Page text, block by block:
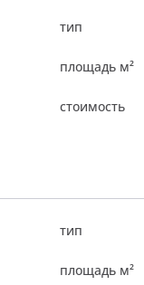
тип
площадь м²
стоимость
тип
площадь м²